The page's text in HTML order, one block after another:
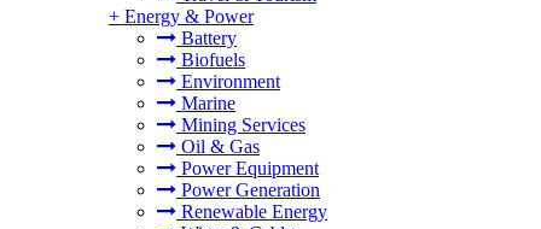
+ Energy & Power
Battery
Biofuels
Environment
Marine
Mining Services
Oil & Gas
Power Equipment
Power Generation
Renewable Energy